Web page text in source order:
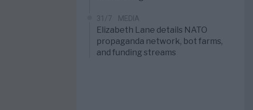
31/7 MEDIA
Elizabeth Lane details NATO
propaganda network, bot farms,
and funding streams